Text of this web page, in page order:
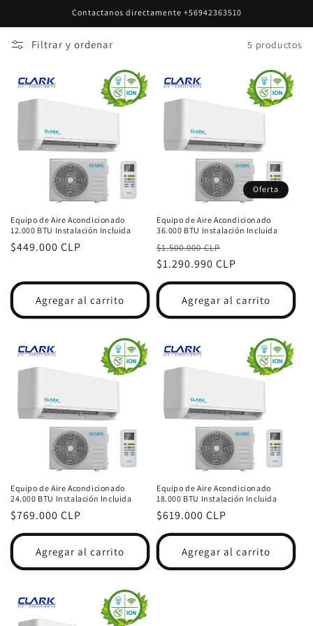
directamente
al contenido
Contactanos directamente +56942363510
Filtrar y ordenar 5 productos
Equipo de Aire Acondicionado
12.000 BTU Instalación Incluida
Precio
$449.000 CLP
Agregar al carrito
Oferta
Equipo de Aire Acondicionado
36.000 BTU Instalación Incluida
Precio
habitual
$1.500.000 CLP
de
oferta
$1.290.990 CLP
Agregar al carrito
Equipo de Aire Acondicionado
24.000 BTU Instalación Incluida
Precio
habitual
$769.000 CLP
Agregar al carrito
Equipo de Aire Acondicionado
18.000 BTU Instalación Incluida
Precio
habitual
$619.000 CLP
Agregar al carrito